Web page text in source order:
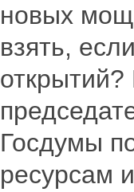
новых
взять,
Госдумы
ресурсам и